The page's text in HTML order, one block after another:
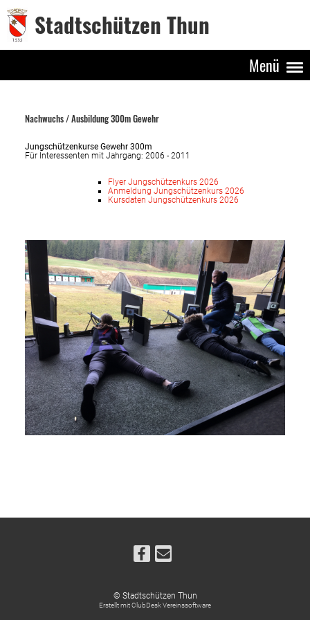
Stadtschützen Thun
Menü
Nachwuchs / Ausbildung 300m Gewehr
Jungschützenkurse Gewehr 300m
Für Interessenten mit Jahrgang: 2006 - 2011
Flyer Jungschützenkurs 2026
Anmeldung Jungschützenkurs 2026
Kursdaten Jungschützenkurs 2026
© Stadtschützen Thun
Erstellt mit ClubDesk Vereinssoftware